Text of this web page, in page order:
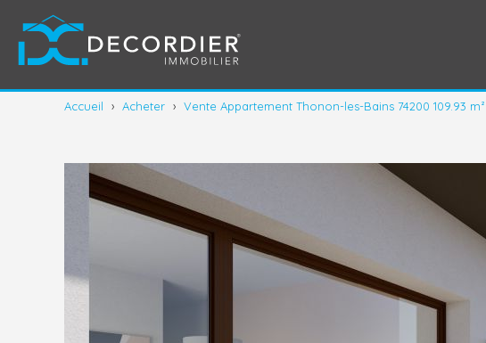
Accueil › Acheter › Vente Appartement Thonon-les-Bains 74200 109.93 m²